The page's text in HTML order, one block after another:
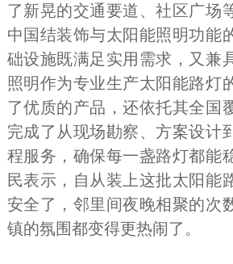
了新晃的交通要道、社区广场
中国结装饰与太阳能照明功能
础设施既满足实用需求，又兼
照明作为专业生产太阳能路灯
了优质的产品，还依托其全国
完成了从现场勘察、方案设计
程服务，确保每一盏路灯都能
民表示，自从装上这批太阳能
安全了，邻里间夜晚相聚的次
镇的氛围都变得更热闹了。